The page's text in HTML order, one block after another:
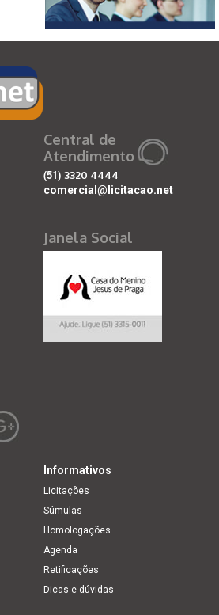
Central de
Atendimento
(51) 3320 4444
comercial@licitacao.net
Janela Social
Informativos
Licitações
Súmulas
Homologações
Agenda
Retificações
Dicas e dúvidas